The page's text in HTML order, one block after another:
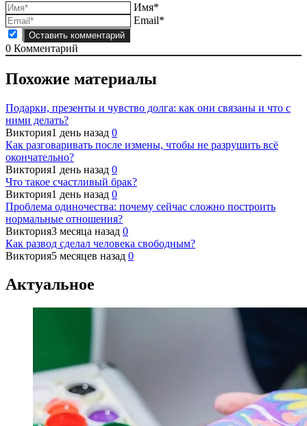
Имя*
Email*
0 Комментарий
Похожие материалы
Подарки, презенты и чувство долга: как они связаны и что с
ними делать?
Виктория1 день назад 0
Как разговаривать после измены, чтобы не разрушить всё
окончательно?
Виктория1 день назад 0
Что такое счастливый брак?
Виктория1 день назад 0
Проблема одиночества: почему сейчас сложно построить
нормальные отношения?
Виктория3 месяца назад 0
Как развод сделал человека свободным?
Виктория5 месяцев назад 0
Актуальное